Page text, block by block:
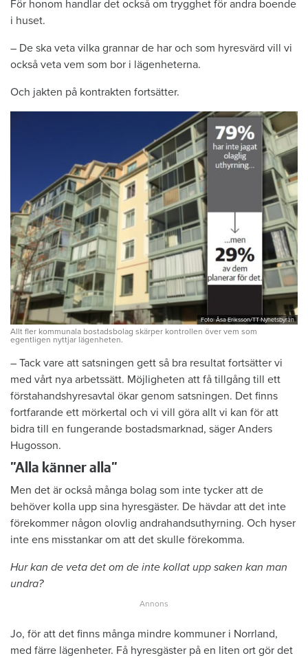
För honom handlar det också om trygghet för andra boende
i huset.
– De ska veta vilka grannar de har och som hyresvärd vill vi
också veta vem som bor i lägenheterna.
Och jakten på kontrakten fortsätter.
Foto: Åsa Eriksson/TT Nyhetsbyrån
Allt fler kommunala bostadsbolag skärper kontrollen över vem som
egentligen nyttjar lägenheten.
– Tack vare att satsningen gett så bra resultat fortsätter vi
med vårt nya arbetssätt. Möjligheten att få tillgång till ett
förstahandshyresavtal ökar genom satsningen. Det finns
fortfarande ett mörkertal och vi vill göra allt vi kan för att
bidra till en fungerande bostadsmarknad, säger Anders
Hugosson.
”Alla känner alla”
Men det är också många bolag som inte tycker att de
behöver kolla upp sina hyresgäster. De hävdar att det inte
förekommer någon olovlig andrahandsuthyrning. Och hyser
inte ens misstankar om att det skulle förekomma.
Hur kan de veta det om de inte kollat upp saken kan man
undra?
Jo, för att det finns många mindre kommuner i Norrland,
med färre lägenheter. Få hyresgäster på en liten ort gör det